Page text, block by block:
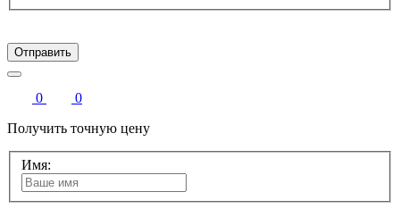
Отправить
0
0
Получить точную цену
Имя: